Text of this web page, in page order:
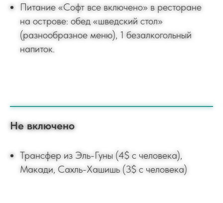
Питание «Софт все включено» в ресторане
на острове: обед «шведский стол»
(разнообразное меню), 1 безалкогольный
напиток.
Не включено
Трансфер из Эль-Гуны (4$ с человека),
Макади, Сахль-Хашишь (3$ с человека)